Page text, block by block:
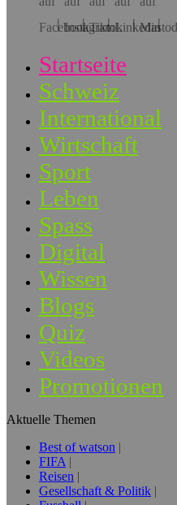
Startseite
Schweiz
International
Wirtschaft
Sport
Leben
Spass
Digital
Wissen
Blogs
Quiz
Videos
Promotionen
Aktuelle Themen
Best of watson
FIFA
Reisen
Gesellschaft & Politik